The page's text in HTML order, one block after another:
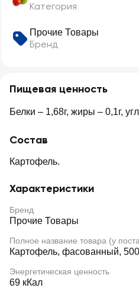
Категория
Прочие Товары
Бренд
Пищевая ценность
Белки – 1,68г, жиры – 0,1г,
Состав
Картофель.
Характеристики
Бренд
Прочие Товары
Полное название товара (у
Картофель, фасованный,
Энергетическая ценность
69 кКал